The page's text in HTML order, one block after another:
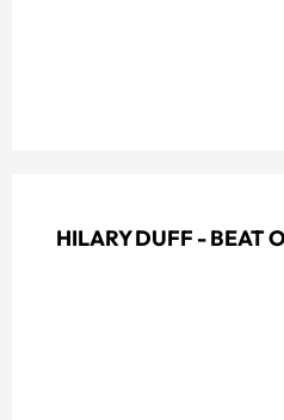
HILARY DUFF - BEAT